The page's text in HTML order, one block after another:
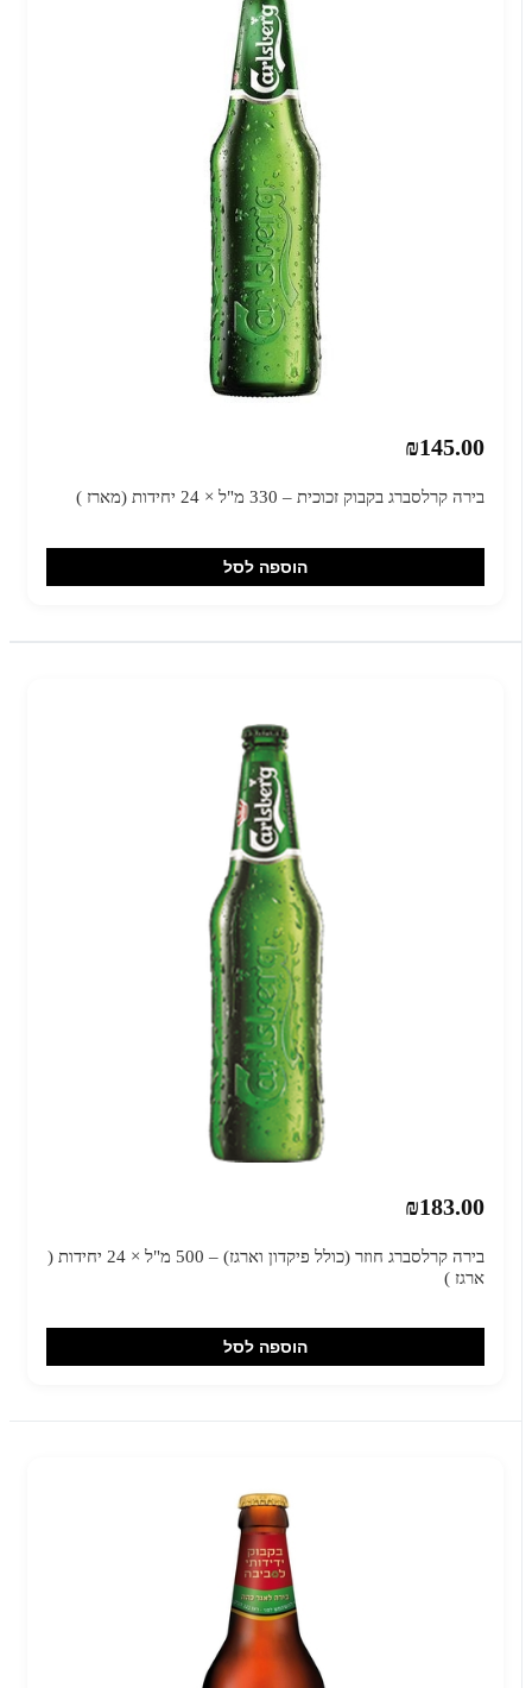
₪145.00
בירה קרלסברג בקבוק זכוכית – 330 מ"ל × 24 יחידות (מארז )
הוספה לסל
₪183.00
בירה קרלסברג חוזר (כולל פיקדון וארגז) – 500 מ"ל × 24 יחידות (
ארגז )
הוספה לסל